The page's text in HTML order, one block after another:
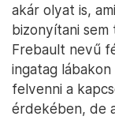
akár olyat is,
bizonyítani sem
Frebault nevű
ingatag
felvenni a
érdekében, de